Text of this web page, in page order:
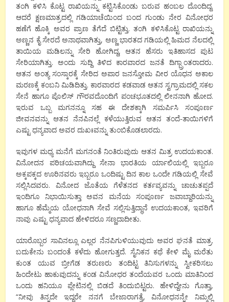
ತಂಗಿ ಕಳಿಸಿ ಕೊಟ್ಟ ರಾಖಿಯನ್ನು ಕಟ್ಟಿಸಿಕೊಂಡು ಬರುವ ಹಂಬಲ ದೊಂದಿದ್ದ.
ಆದರೆ ಕ್ಷಣಮಾತ್ರದಲ್ಲಿ ಗಡಿಯಾಚೆಯಿಂದ ಬಂದ ಗುಂಡು ನೇರ ವಿನೋಧರ
ಹಣೆಗೆ ಹೊಕ್ಕಿ ಅವರ ಪ್ರಾಣ ತೆಗೆದೆ ಬಿಟ್ಟಿತ್ತು. ತಂಗಿ ಕಳಿಸಿಕೊಟ್ಟ ರಾಖಿಯನ್ನು
ಅಣ್ಣನ ಕೈ ಸೇರದೆ ಅನಾಥವಾಗಿತ್ತು, ಅಣ್ಣ ಭಾರತದ ಗಡಿಯಲ್ಲಿ ಹಿಮದ ನೆಲದಲ್ಲಿ
ತಾಯಿಯ ಮಡಿಲನ್ನು ಸೇರಿ ಹೋಗಿದ್ದ, ಆತನ ಹೆಸರು ಇತಿಹಾಸದ ಪುಟ
ಸೇರಿಯಾಗಿತ್ತು. ಅಂದು ಸುದ್ದಿ ತಿಳಿದ ಕಾರವಾರದ ಜನತೆ ದಿಗ್ಬ್ರಾಂತರಾದರು.
ಆತನ ಅಂತ್ಯ ಸಂಸ್ಕಾರಕ್ಕೆ ಸೇರಿದ ಅಪಾರ ಜನಸ್ತೋಮ ವೀರ ಯೊಧನ ಅಕಾಲ
ಮರಣಕ್ಕೆ ಕಂಬನಿ ಮಿಡಿದಿತ್ತು. ಕಾರವಾರದ ಕಡವಾಡ ಆತನ ಸ್ವಗ್ರಾಮದಲ್ಲಿ ಸಕಲ
ಸೇನೆ ಹಾಗೂ ಪೊಲಿಸ್ ಗೌರವದೊಂದಿಗೆ ಪಂಚಭೂತದಲ್ಲಿ ಲೀನನಾಗಿ ಹೋದ.
ಇರುವ ಒಬ್ಬ ಮಗನನ್ನೂ ಸಹ ಈ ದೇಶಕ್ಕಾಗಿ ಸಮರ್ಪಿಸಿ ಸಂಪೂರ್ಣ
ಜೀವನವನ್ನು ಆತನ ನೆನಪಿನಲ್ಲೆ ಕಳೆಯುತ್ತಿರುವ ಆತನ ತಂದೆ-ತಾಯಿಗಳಿಗೆ
ಎಷ್ಟು ಧನ್ಯವಾದ ಅವರ ದುಖಃವನ್ನು ತುಂಬಿಕೊಡಲಾರದು.
ಇವುಗಳ ಮಧ್ಯ ಮನೆಗೆ ಮಗನಂತೆ ನಿಂತಿರುವುದು ಆತನ ಮಿತ್ರ ಉದಯಕಾಂತ.
ವಿನೋದನ ಪರಿಚಯವಾಗಿದ್ದು ಸೇನಾ ಭಾರತಿಯ ರ್ಯಾಲಿಯಲ್ಲಿ ಇಬ್ಬರೂ
ಅಕ್ಕಪಕ್ಕದ ಊರಿನವರು ಇಬ್ಬರೂ ಒಂದಿಷ್ಟು ದಿನ ಕಾಲ ಒಂದೇ ಗಡಿಯಲ್ಲಿ ಸೇವೆ
ಸಲ್ಲಿಸಿದವರು. ವಿನೋದ ಜೊತೆಯ ಗೆಳೆತನದ ಕರ್ತವ್ಯವನ್ನು ಚಾಚುತಪ್ಪದೆ
ಇಂದಿಗೂ ನಿಭಾಯಿಸುತ್ತಾ ಅವನ ಮನೆಯ ಸಂಪೂರ್ಣ ಜವಾಬ್ದಾರಿಯನ್ನು
ಹಾಗೂ ಹೆಮ್ಮೆಯ ಯೋಧನಾಗಿ ಸೇವೆ ಸಲ್ಲಿಸುತ್ತಿದ್ಧಾನೆ ಉದಯಕಾಂತ, ಇವರಿಗೆ
ನಾವು ಎಷ್ಟು ಧನ್ಯವಾದ ಹೇಳಿದರೂ ಸಣ್ಣದಾದೀತು.
ಯಾರೊಬ್ಬರ ಸಾವಿನಲ್ಲೂ ಎಲ್ಲರ ನೆನಪಿಗುಳಿಯುವುದು ಅವರ ಘನತೆ ಮಾತ್ರ.
ಬದುಕೇನು ಬಂದಂತೆ ಕಳೆದು ಹೋಗುತ್ತದೆ. ಸೈನಿಕನ ಕಥೆ ಕೇಳಿ ಮೈ ಮರೆತು
ಕುಂತ ಯುವ ಬ್ರೀಗೆಡ ತರುಣರು ತಂದಿಟ್ಟ ತಿನಿಸುಗಳನ್ನು ಸ್ವೀಕರಿಸಲು
ಹಿಂದೇಟು ಹಾಕುವುದನ್ನು ಕಂಡ ವಿನೋಧರ ತಂದೆಯವರ ಒಂದು ಮಾತಿನಿಂದ
ಒಂದು ಹನಿಯೂ ಪ್ಲೇಟಿನಲ್ಲಿ ಬಿಡದೆ ತಿಂದುಬಿಟ್ಟರು. ಹೇಳಿದ್ದೇನು ಗೊತ್ತಾ,
“ನೀವು ತಿನ್ನದೇ ಇದ್ದರೇ ನನಗೆ ಬೇಜಾರಾಗತ್ತೆ, ವಿನೋಧನನ್ನೇ ನಿಮ್ಮಲ್ಲಿ